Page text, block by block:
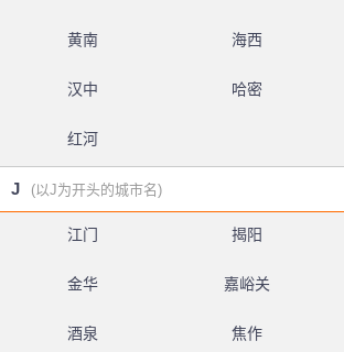
黄南 海西
汉中 哈密
红河
J (以J为开头的城市名)
江门 揭阳
金华 嘉峪关
酒泉 焦作